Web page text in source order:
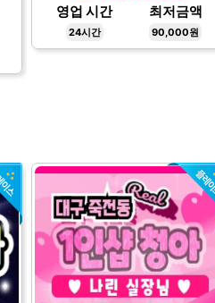
영업 시간
24시간
최저금액
90,000원